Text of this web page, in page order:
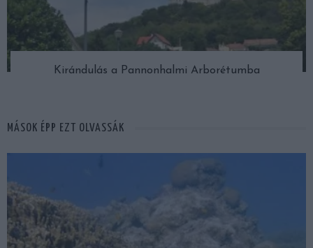
Kirándulás a Pannonhalmi Arborétumba
MÁSOK ÉPP EZT OLVASSÁK